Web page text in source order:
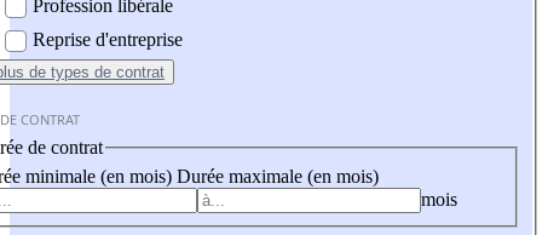
Profession libérale
Reprise d'entreprise
de types de contrat
CONTRAT
de contrat
minimale (en mois) Durée maximale (en mois)
mois